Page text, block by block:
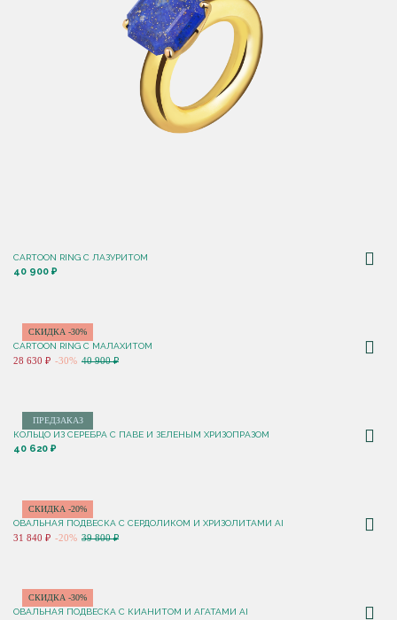
CARTOON RING С ЛАЗУРИТОМ
40 900 ₽
СКИДКА -30%
CARTOON RING С МАЛАХИТОМ
28 630 ₽ -30% 40 900 ₽
ПРЕДЗАКАЗ
КОЛЬЦО ИЗ СЕРЕБРА С ПАВЕ И ЗЕЛЕНЫМ ХРИЗОПРАЗОМ
40 620 ₽
СКИДКА -20%
ОВАЛЬНАЯ ПОДВЕСКА С СЕРДОЛИКОМ И ХРИЗОЛИТАМИ AI
31 840 ₽ -20% 39 800 ₽
СКИДКА -30%
ОВАЛЬНАЯ ПОДВЕСКА С КИАНИТОМ И АГАТАМИ AI